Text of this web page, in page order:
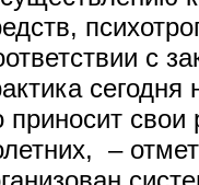
с
приносит
–